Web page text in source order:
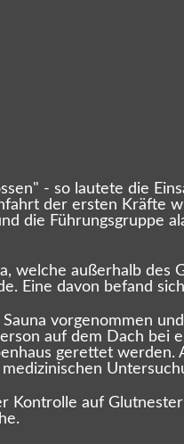
- so lautete die
der ersten Kräfte
die Führungsgruppe
welche außerhalb
Eine davon befand
vorgenommen
auf dem Dach
gerettet
Kontrolle auf